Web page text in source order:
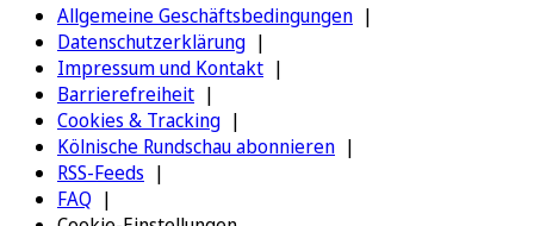
Allgemeine Geschäftsbedingungen
Datenschutzerklärung
Impressum und Kontakt
Barrierefreiheit
Cookies & Tracking
Kölnische Rundschau abonnieren
RSS-Feeds
FAQ